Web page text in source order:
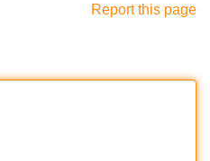
Report this page